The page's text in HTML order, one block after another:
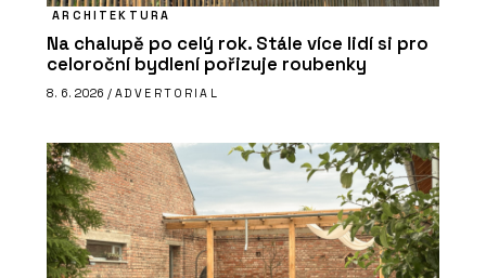
ARCHITEKTURA
Na chalupě po celý rok. Stále více lidí si pro
celoroční bydlení pořizuje roubenky
8. 6. 2026 / ADVERTORIAL